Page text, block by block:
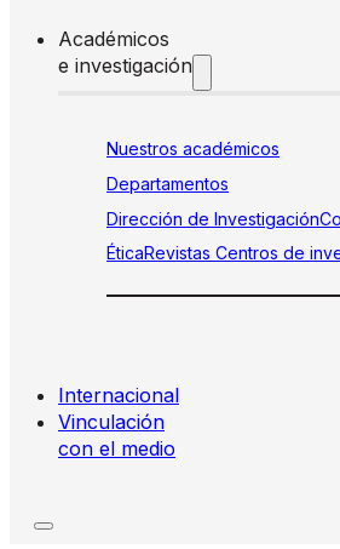
Académicos
e investigación
Nuestros académicos
Departamentos
Dirección de Investigación
ÉticaRevistas Centros de
Internacional
Vinculación
con el medio